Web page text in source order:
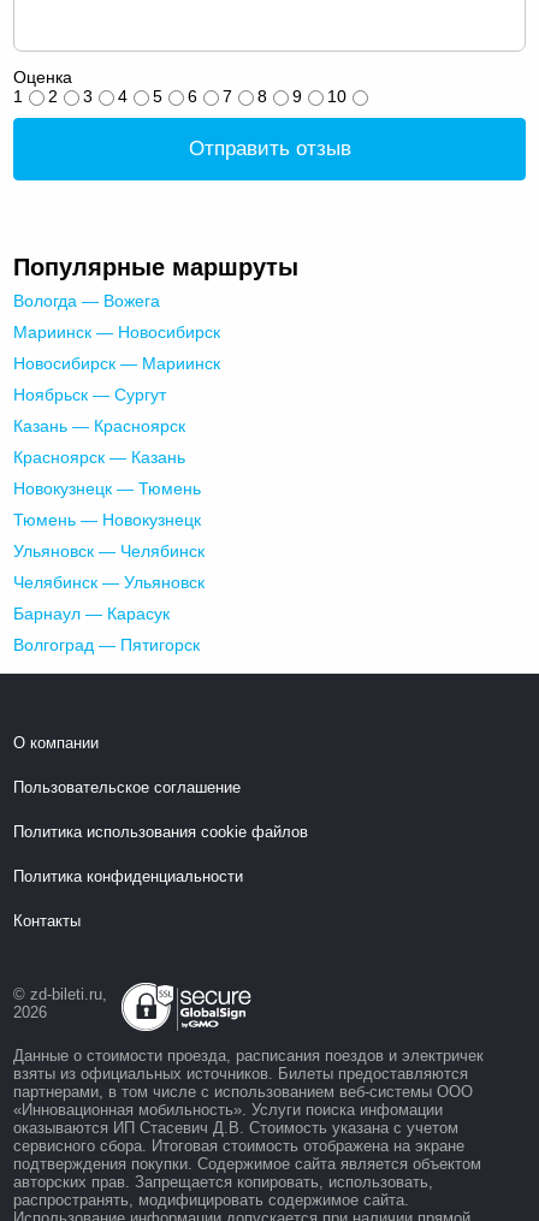
Оценка
1
2 3 4 5 6 7 8 9 10
Отправить отзыв
Популярные маршруты
Вологда — Вожега
Мариинск — Новосибирск
Новосибирск — Мариинск
Ноябрьск — Сургут
Казань — Красноярск
Красноярск — Казань
Новокузнецк — Тюмень
Тюмень — Новокузнецк
Ульяновск — Челябинск
Челябинск — Ульяновск
Барнаул — Карасук
Волгоград — Пятигорск
О компании
Пользовательское соглашение
Политика использования cookie файлов
Политика конфиденциальности
Контакты
© zd-bileti.ru,
2026
Данные о стоимости проезда, расписания поездов и электричек
взяты из официальных источников. Билеты предоставляются
партнерами, в том числе с использованием веб-системы ООО
«Инновационная мобильность». Услуги поиска инфомации
оказываются ИП Стасевич Д.В. Стоимость указана с учетом
сервисного сбора. Итоговая стоимость отображена на экране
подтверждения покупки. Содержимое сайта является объектом
авторских прав. Запрещается копировать, использовать,
распространять, модифицировать содержимое сайта.
Использование информации допускается при наличии прямой